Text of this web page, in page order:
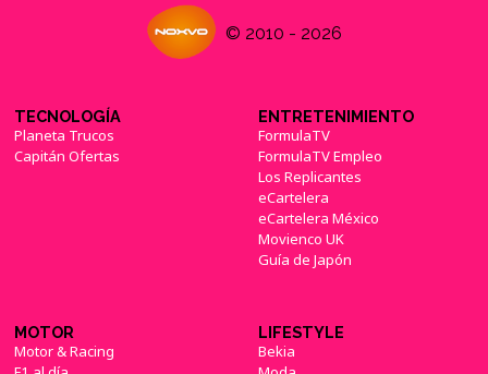
© 2010 - 2026
TECNOLOGÍA
Planeta Trucos
Capitán Ofertas
ENTRETENIMIENTO
FormulaTV
FormulaTV Empleo
Los Replicantes
eCartelera
eCartelera México
Movienco UK
Guía de Japón
MOTOR
Motor & Racing
LIFESTYLE
Bekia